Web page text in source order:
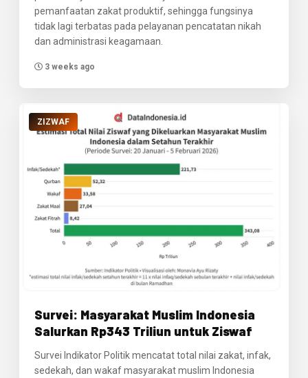
pemanfaatan zakat produktif, sehingga fungsinya
tidak lagi terbatas pada pelayanan pencatatan nikah
dan administrasi keagamaan.
3 weeks ago
ZIZWAF
Survei: Masyarakat Muslim Indonesia
Salurkan Rp343 Triliun untuk Ziswaf
Survei Indikator Politik mencatat total nilai zakat, infak,
sedekah, dan wakaf masyarakat muslim Indonesia